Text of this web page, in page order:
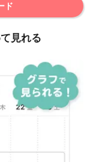
ド
見れる